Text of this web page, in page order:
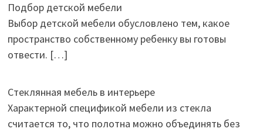
Подбор детской мебели
Выбор детской мебели обусловлено тем, какое
пространство собственному ребенку вы готовы
отвести. […]
Стеклянная мебель в интерьере
Характерной спецификой мебели из стекла
считается то, что полотна можно объединять без